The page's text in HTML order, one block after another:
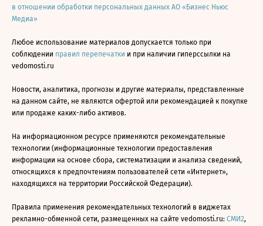
в отношении обработки персональных данных АО «Бизнес Ньюс
Медиа»
Любое использование материалов допускается только при
соблюдении правил перепечатки и при наличии гиперссылки на
vedomosti.ru
Новости, аналитика, прогнозы и другие материалы, представленные
на данном сайте, не являются офертой или рекомендацией к покупке
или продаже каких-либо активов.
На информационном ресурсе применяются рекомендательные
технологии (информационные технологии предоставления
информации на основе сбора, систематизации и анализа сведений,
относящихся к предпочтениям пользователей сети «Интернет»,
находящихся на территории Российской Федерации).
Правила применения рекомендательных технологий в виджетах
рекламно-обменной сети, размещенных на сайте vedomosti.ru: СМИ2,